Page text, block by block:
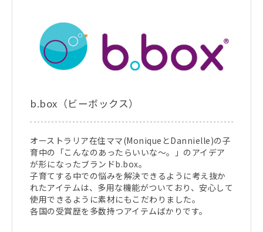
b.box（ビーボックス）
オーストラリア在住ママ(MoniqueとDannielle)の子
育中の「こんなのあったらいいな～。」のアイデア
が形になったブランドb.box。
子育てする中での悩みを解決できるように考え抜か
れたアイテムは、多用な機能がついており、安心して
使用できるように素材にもこだわりました。
各国の受賞歴を多数持つアイテムばかりです。